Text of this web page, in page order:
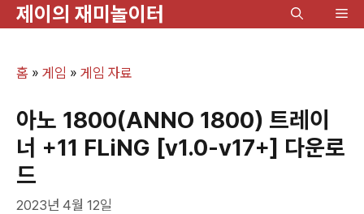
제이의 재미놀이터
메
홈 » 게임 » 게임 자료
아노 1800(ANNO 1800) 트레이
너 +11 FLiNG [v1.0-v17+] 다운로
드
2023년 4월 12일